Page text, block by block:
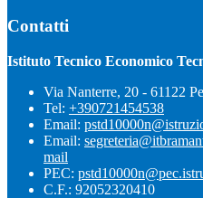
Contatti
Istituto Tecnico Economico
Via Nanterre, 20 - 61122
Tel: +390721454538
Email:
Email:
mail
PEC:
C.F.: 92052320410